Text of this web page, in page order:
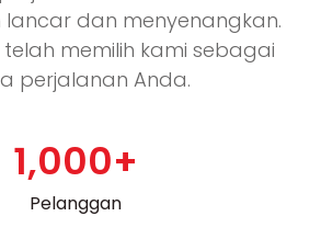
lancar dan menyenangkan.
telah memilih kami sebagai
perjalanan Anda.
Pelanggan
1,000+